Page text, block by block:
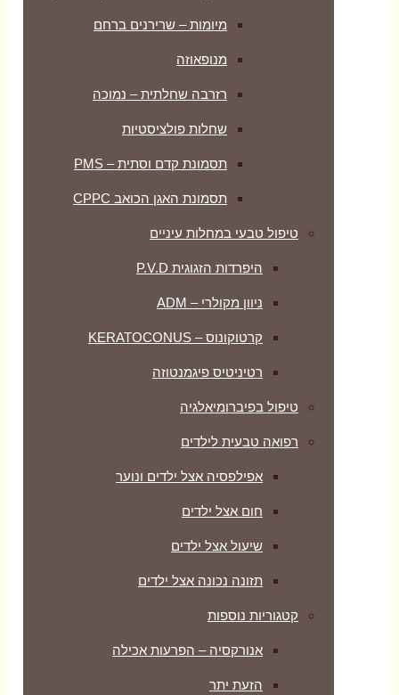
מיומות – שרירנים ברחם
מנופאוזה
רזרבה שחלתית – נמוכה
שחלות פולציסטיות
תסמונת קדם וסתית – PMS
תסמונת האגן הכואב CPPC
טיפול טבעי במחלות עיניים
היפרדות הזגוגית P.V.D
ניוון מקולרי – ADM
קרטוקונוס – KERATOCONUS
רטיניטיס פיגמנטוזה
טיפול בפיברומיאלגיה
רפואה טבעית לילדים
אפילפסיה אצל ילדים ונוער
חום אצל ילדים
שיעול אצל ילדים
תזונה נכונה אצל ילדים
קטגוריות נוספות
אנורקסיה – הפרעות אכילה
הזעת יתר